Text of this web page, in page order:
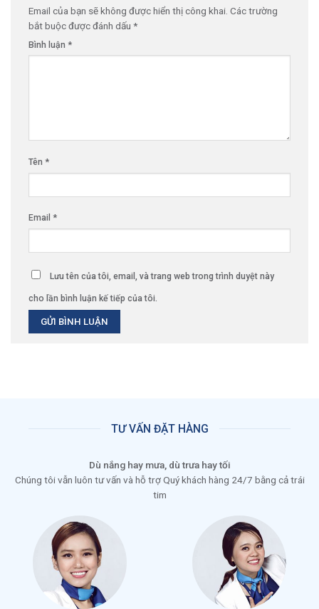
Email của bạn sẽ không được hiển thị công khai. Các trường
bắt buộc được đánh dấu *
Bình luận *
Tên *
Email *
Lưu tên của tôi, email, và trang web trong trình duyệt này
cho lần bình luận kế tiếp của tôi.
TƯ VẤN ĐẶT HÀNG
Dù nắng hay mưa, dù trưa hay tối
Chúng tôi vẫn luôn tư vấn và hỗ trợ Quý khách hàng 24/7 bằng cả trái
tim